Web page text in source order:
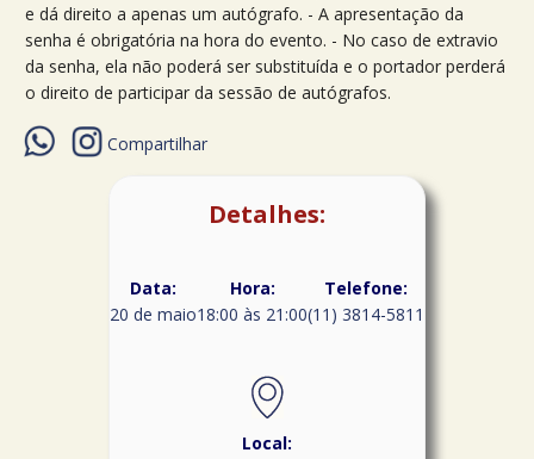
e dá direito a apenas um autógrafo. - A apresentação da
senha é obrigatória na hora do evento. - No caso de extravio
da senha, ela não poderá ser substituída e o portador perderá
o direito de participar da sessão de autógrafos.
Compartilhar
Detalhes:
Data:
20 de maio
Hora:
18:00 às 21:00
Telefone:
(11) 3814-5811
Local: